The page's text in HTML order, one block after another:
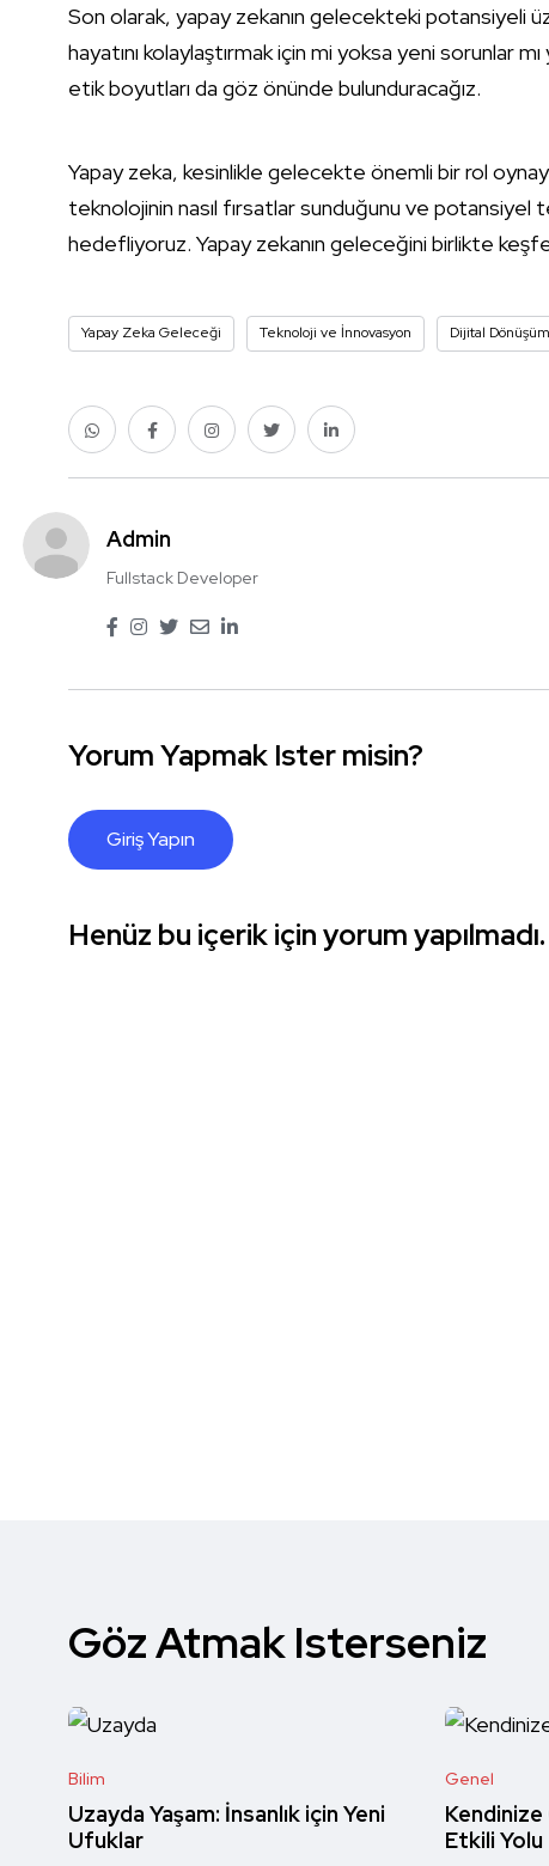
Son olarak, yapay zekanın gelecekteki potansiyeli
hayatını kolaylaştırmak için mi yoksa yeni sorunlar
etik boyutları da göz önünde bulunduracağız.
Yapay zeka, kesinlikle gelecekte önemli bir rol
teknolojinin nasıl fırsatlar sunduğunu ve potansiyel
hedefliyoruz. Yapay zekanın geleceğini birlikte
Yapay Zeka Geleceği Teknoloji ve İnnovasyon Dijital
Admin
Fullstack Developer
Yorum Yapmak Ister misin?
Giriş Yapın
Henüz bu içerik için yorum yapılmadı.
Göz Atmak Isterseniz
Bilim
Uzayda Yaşam: İnsanlık için Yeni
Ufuklar
Genel
Kendinize
Etkili Yolu